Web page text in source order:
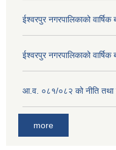
ईश्वरपुर नगरपालिकाको
ईश्वरपुर नगरपालिकाको
आ.व. ०८१/०८२ को नीति तथा
more